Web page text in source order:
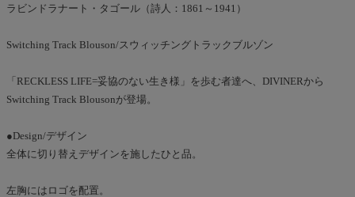
ラビンドラナート・タゴール（詩人：1861～1941）
Switching Track Blouson/スウィッチングトラックブルゾン
「RECKLESS LIFE=妥協のない生き様」を歩む者達へ、DIVINERから
Switching Track Blousonが登場。
●Design/デザイン
全体に切り替えデザインを施したひと品。
左胸にはロゴを配置。